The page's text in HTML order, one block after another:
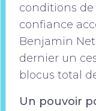
conditions de
confiance
Benjamin
dernier un
blocus total
Un pouvoir